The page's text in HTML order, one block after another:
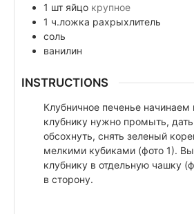
1 шт яйцо крупное
1 ч.ложка рахрыхлитель
соль
ванилин
INSTRUCTIONS
Клубничное печенье начинаем
клубнику нужно промыть,
обсохнуть, снять зеленый
мелкими кубиками (фото 1).
клубнику в отдельную чашку
в сторону.